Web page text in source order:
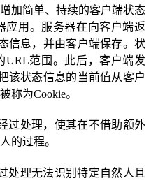
加简单、持续的客户端状态
应用。服务器在向客户端返
信息，并由客户端保存。状
URL范围。此后，客户端发
该状态信息的当前值从客户
称为Cookie。
过处理，使其在不借助额外
的过程。
处理无法识别特定自然人且